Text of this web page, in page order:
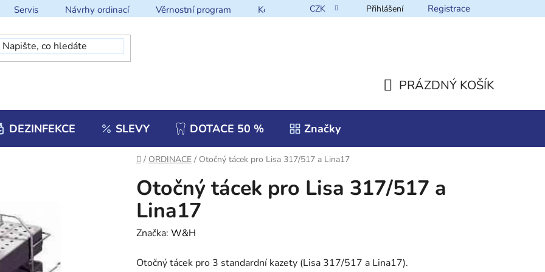
Servis Návrhy ordinací Věrnostní program Kontakt CZK Přihlášení Registrace
PRÁZDNÝ KOŠÍK
DEZINFEKCE SLEVY DOTACE 50 % Značky
Domů
/ ORDINACE / Otočný tácek pro Lisa 317/517 a Lina17
Otočný tácek pro Lisa 317/517 a
Lina17
Značka: W&H
Otočný tácek pro 3 standardní kazety (Lisa 317/517 a Lina17).